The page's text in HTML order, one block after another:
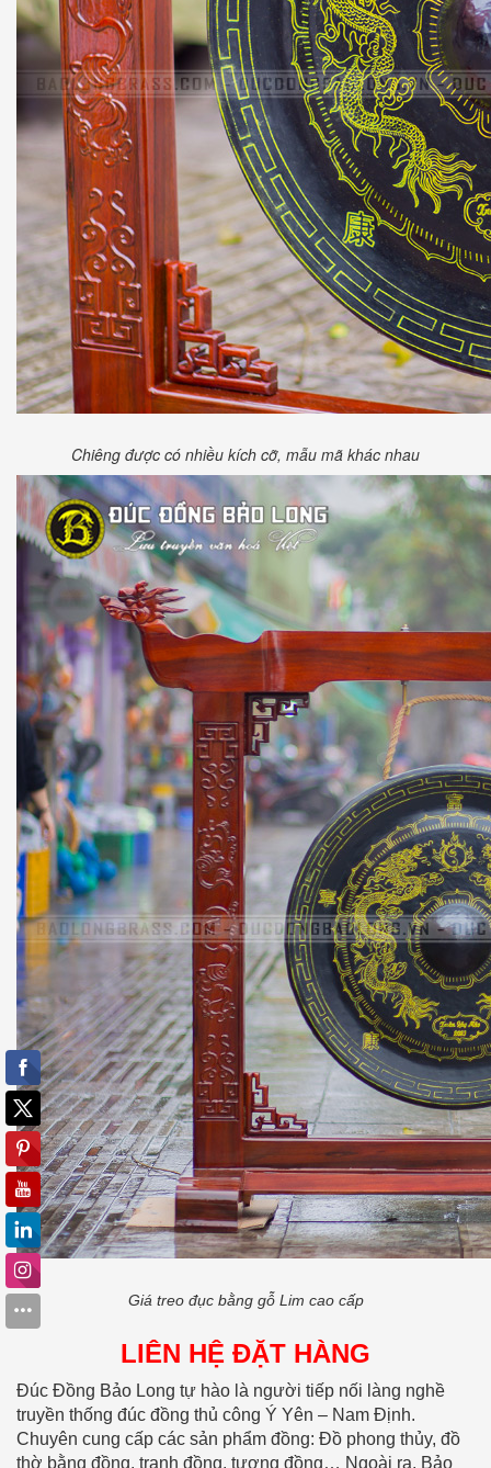
Chiêng được có nhiều kích cỡ, mẫu mã khác nhau
Giá treo đục bằng gỗ Lim cao cấp
LIÊN HỆ ĐẶT HÀNG
Đúc Đồng Bảo Long tự hào là người tiếp nối làng nghề
truyền thống đúc đồng thủ công Ý Yên – Nam Định.
Chuyên cung cấp các sản phẩm đồng: Đồ phong thủy, đồ
thờ bằng đồng, tranh đồng, tượng đồng… Ngoài ra, Bảo